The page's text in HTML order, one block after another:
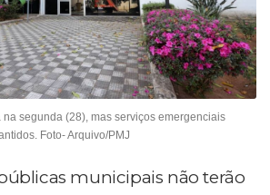
na segunda (28), mas serviços emergenciais
Foto- Arquivo/PMJ
municipais não terão